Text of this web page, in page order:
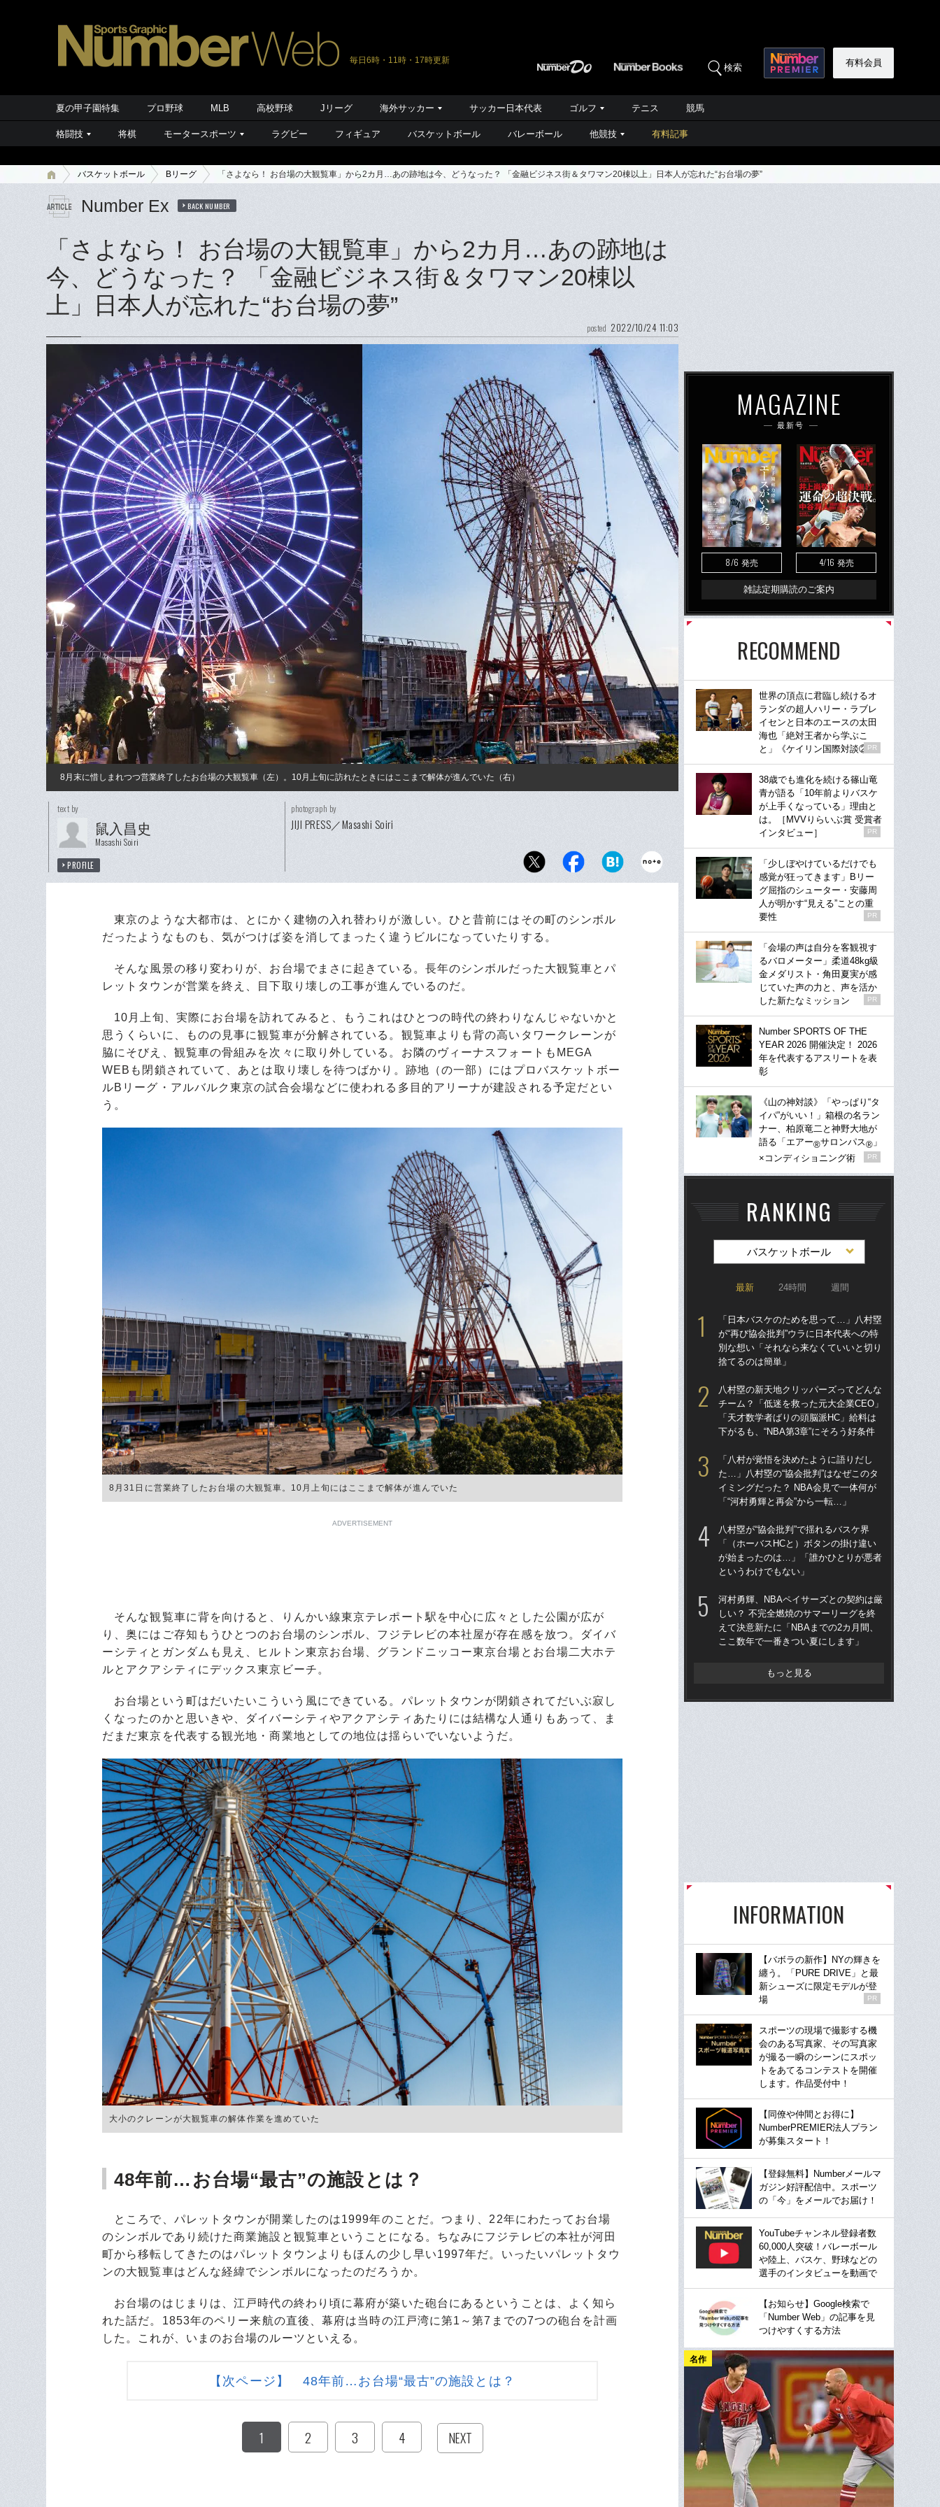
毎日6時・11時・17時更新
検索 有料会員
夏の甲子園特集 プロ野球 MLB 高校野球 Jリーグ 海外サッカー サッカー日本代表 ゴルフ テニス 競馬
格闘技 将棋 モータースポーツ ラグビー フィギュア バスケットボール バレーボール 他競技 有料記事
バスケットボール Bリーグ 「さよなら！ お台場の大観覧車」から2カ月…あの跡地は今、どうなった？ 「金融ビジネス街＆タワマン20棟以上」日本人が忘れた“お台場の夢”
Number Ex BACK NUMBER
「さよなら！ お台場の大観覧車」から2カ月…あの跡地は
今、どうなった？ 「金融ビジネス街＆タワマン20棟以
上」日本人が忘れた“お台場の夢”
posted 2022/10/24 11:03
8月末に惜しまれつつ営業終了したお台場の大観覧車（左）。10月上旬に訪れたときにはここまで解体が進んでいた（右）
text by
鼠入昌史
Masashi Soiri
PROFILE
photograph by
JIJI PRESS／Masashi Soiri
東京のような大都市は、とにかく建物の入れ替わりが激しい。ひと昔前にはその町のシンボル
だったようなものも、気がつけば姿を消してまったく違うビルになっていたりする。
そんな風景の移り変わりが、お台場でまさに起きている。長年のシンボルだった大観覧車とパ
レットタウンが営業を終え、目下取り壊しの工事が進んでいるのだ。
10月上旬、実際にお台場を訪れてみると、もうこれはひとつの時代の終わりなんじゃないかと
思うくらいに、ものの見事に観覧車が分解されている。観覧車よりも背の高いタワークレーンが
脇にそびえ、観覧車の骨組みを次々に取り外している。お隣のヴィーナスフォートもMEGA
WEBも閉鎖されていて、あとは取り壊しを待つばかり。跡地（の一部）にはプロバスケットボー
ルBリーグ・アルバルク東京の試合会場などに使われる多目的アリーナが建設される予定だとい
う。
8月31日に営業終了したお台場の大観覧車。10月上旬にはここまで解体が進んでいた
ADVERTISEMENT
そんな観覧車に背を向けると、りんかい線東京テレポート駅を中心に広々とした公園が広が
り、奥にはご存知もうひとつのお台場のシンボル、フジテレビの本社屋が存在感を放つ。ダイバ
ーシティとガンダムも見え、ヒルトン東京お台場、グランドニッコー東京台場とお台場二大ホテ
ルとアクアシティにデックス東京ビーチ。
お台場という町はだいたいこういう風にできている。パレットタウンが閉鎖されてだいぶ寂し
くなったのかと思いきや、ダイバーシティやアクアシティあたりには結構な人通りもあって、ま
だまだ東京を代表する観光地・商業地としての地位は揺らいでいないようだ。
大小のクレーンが大観覧車の解体作業を進めていた
48年前…お台場“最古”の施設とは？
ところで、パレットタウンが開業したのは1999年のことだ。つまり、22年にわたってお台場
のシンボルであり続けた商業施設と観覧車ということになる。ちなみにフジテレビの本社が河田
町から移転してきたのはパレットタウンよりもほんの少し早い1997年だ。いったいパレットタウ
ンの大観覧車はどんな経緯でシンボルになったのだろうか。
お台場のはじまりは、江戸時代の終わり頃に幕府が築いた砲台にあるということは、よく知ら
れた話だ。1853年のペリー来航の直後、幕府は当時の江戸湾に第1～第7までの7つの砲台を計画
した。これが、いまのお台場のルーツといえる。
【次ページ】 48年前…お台場“最古”の施設とは？
1 2 3 4 NEXT
MAGAZINE
最新号
8/6 発売 4/16 発売
雑誌定期購読のご案内
RECOMMEND
世界の頂点に君臨し続けるオ
ランダの超人ハリー・ラブレ
イセンと日本のエースの太田
海也「絶対王者から学ぶこ
と」《ケイリン国際対談②》
PR
38歳でも進化を続ける篠山竜
青が語る「10年前よりバスケ
が上手くなっている」理由と
は。［MVVりらいぶ賞 受賞者
インタビュー］
PR
「少しぼやけているだけでも
感覚が狂ってきます」Bリー
グ屈指のシューター・安藤周
人が明かす“見える”ことの重
要性
PR
「会場の声は自分を客観視す
るバロメーター」柔道48kg級
金メダリスト・角田夏実が感
じていた声の力と、声を活か
した新たなミッション
PR
Number SPORTS OF THE
YEAR 2026 開催決定！ 2026
年を代表するアスリートを表
彰
《山の神対談》「やっぱり“タ
イパ”がいい！」箱根の名ラン
ナー、柏原竜二と神野大地が
語る「エアー®サロンパス® 」
×コンディショニング術
PR
RANKING
バスケットボール
最新 24時間 週間
「日本バスケのためを思って…」八村塁
が“再び協会批判”ウラに日本代表への特
別な想い「それなら来なくていいと切り
捨てるのは簡単」
八村塁の新天地クリッパーズってどんな
チーム？「低迷を救った元大企業CEO」
「天才数学者ばりの頭脳派HC」給料は
下がるも、“NBA第3章”にそろう好条件
「八村が覚悟を決めたように語りだし
た…」八村塁の“協会批判”はなぜこのタ
イミングだった？ NBA会見で一体何が
「“河村勇輝と再会”から一転…」
八村塁が“協会批判”で揺れるバスケ界
「（ホーバスHCと）ボタンの掛け違い
が始まったのは…」「誰かひとりが悪者
というわけでもない」
河村勇輝、NBAペイサーズとの契約は厳
しい？ 不完全燃焼のサマーリーグを終
えて決意新たに「NBAまでの2カ月間、
ここ数年で一番きつい夏にします」
もっと見る
INFORMATION
【バボラの新作】NYの輝きを
纏う。「PURE DRIVE」と最
新シューズに限定モデルが登
場
PR
スポーツの現場で撮影する機
会のある写真家、その写真家
が撮る一瞬のシーンにスポッ
トをあてるコンテストを開催
します。作品受付中！
【同僚や仲間とお得に】
NumberPREMIER法人プラン
が募集スタート！
【登録無料】Numberメールマ
ガジン好評配信中。スポーツ
の「今」をメールでお届け！
YouTubeチャンネル登録者数
60,000人突破！バレーボール
や陸上、バスケ、野球などの
選手のインタビューを動画で
【お知らせ】Google検索で
「Number Web」の記事を見
つけやすくする方法
名作